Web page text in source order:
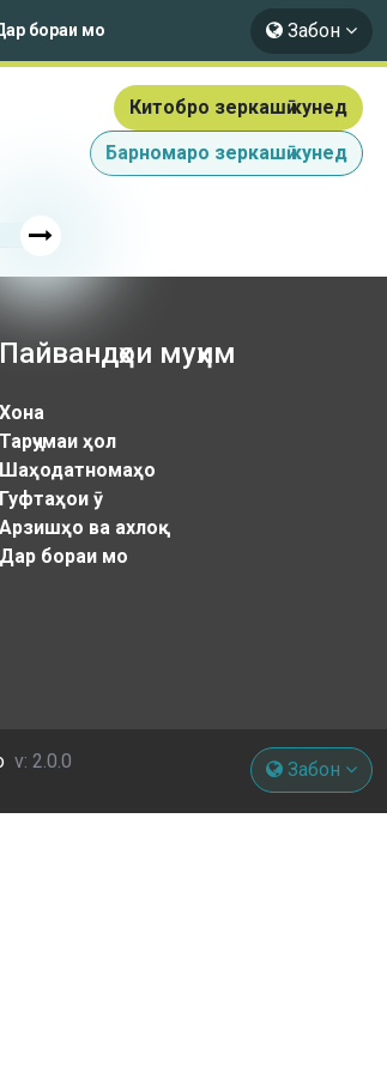
бораи мо Забон
Китобро зеркашӣ кунед
Барномаро зеркашӣ кунед
Пайвандҳои муҳим
Хона
Тарҷумаи ҳол
Шаҳодатномаҳо
Гуфтаҳои ӯ
Арзишҳо ва ахлоқ
Дар бораи мо
v: 2.0.0 Забон